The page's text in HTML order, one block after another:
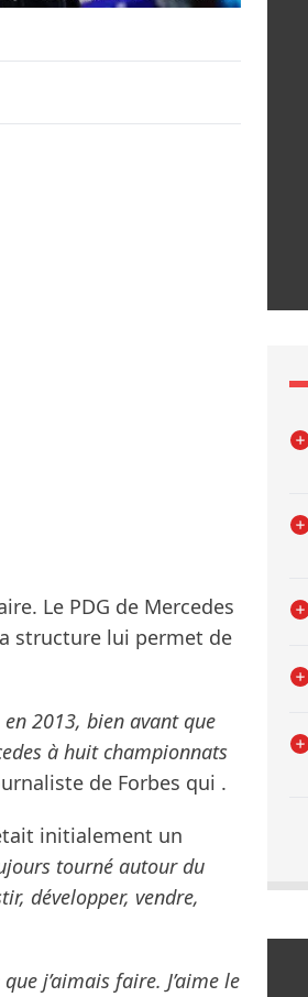
Le PDG de Mercedes
structure lui permet de
2013, bien avant que
à huit championnats
de Forbes qui .
initialement un
tourné autour du
développer, vendre,
j’aimais faire. J’aime le